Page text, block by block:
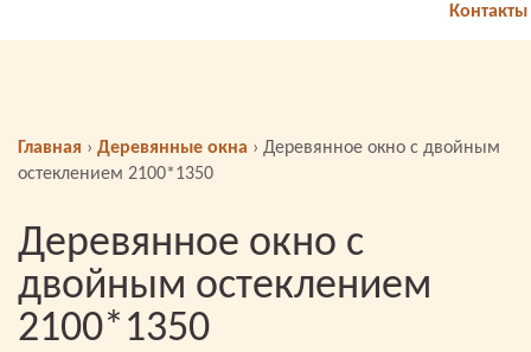
Контакты
Главная › Деревянные окна › Деревянное окно с двойным
остеклением 2100*1350
Деревянное окно с
двойным остеклением
2100*1350